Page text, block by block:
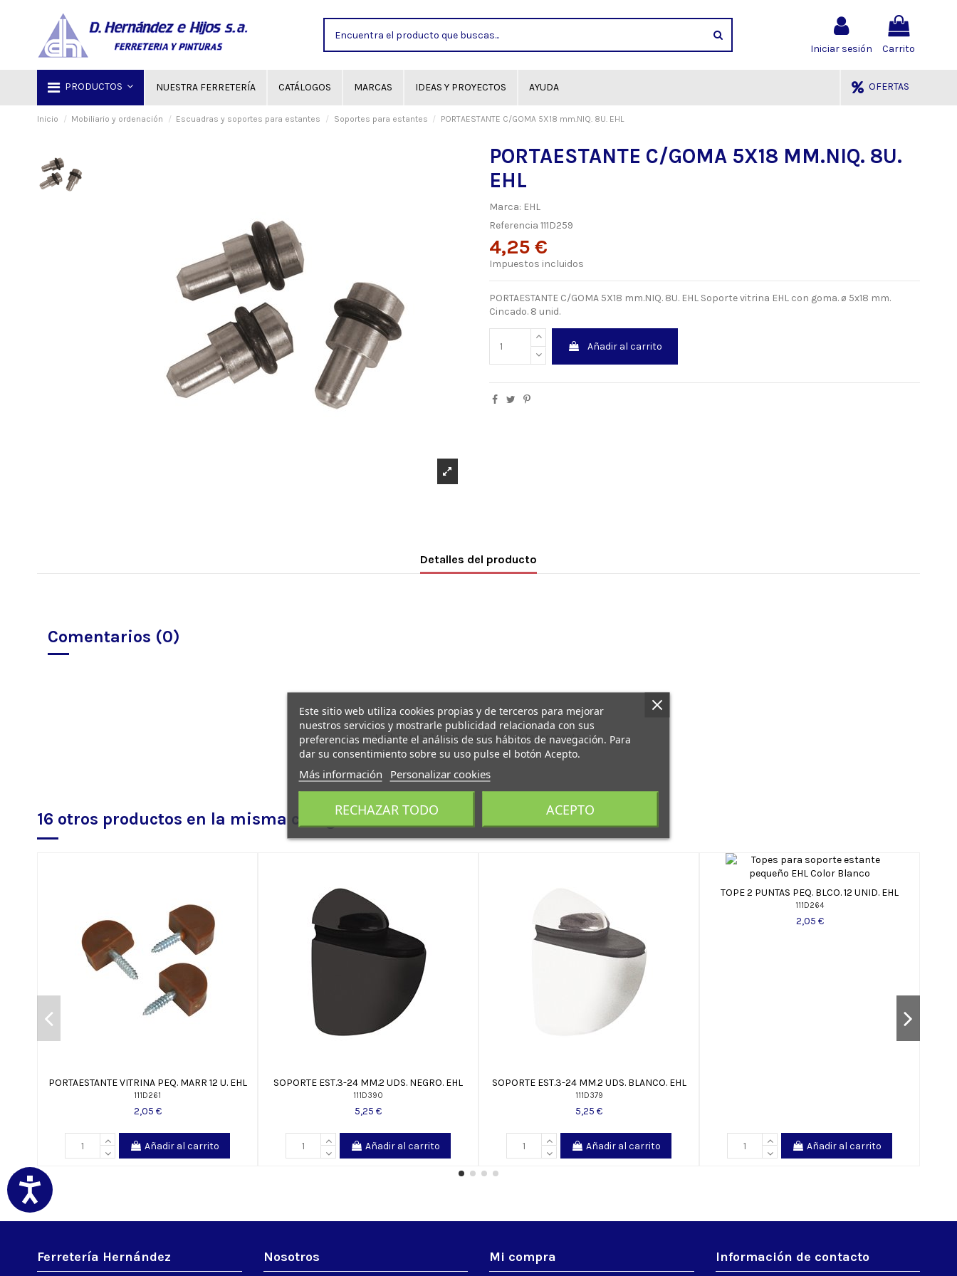
Iniciar sesión Carrito
PRODUCTOS NUESTRA FERRETERÍA CATÁLOGOS MARCAS IDEAS Y PROYECTOS AYUDA OFERTAS
Inicio Mobiliario y ordenación Escuadras y soportes para estantes Soportes para estantes PORTAESTANTE C/GOMA 5X18 mm.NIQ. 8U. EHL
PORTAESTANTE C/GOMA 5X18 MM.NIQ. 8U.
EHL
Marca: EHL
Referencia 111D259
4,25 €
Impuestos incluidos
PORTAESTANTE C/GOMA 5X18 mm.NIQ. 8U. EHL Soporte vitrina EHL con goma. ø 5x18 mm.
Cincado. 8 unid.
Añadir al carrito
Detalles del producto
Comentarios (0)
No hay reseñas de clientes en este momento.
16 otros productos en la misma categoría:
PORTAESTANTE VITRINA PEQ. MARR 12 U. EHL
111D261
2,05 €
Añadir al carrito
SOPORTE EST.3-24 MM.2 UDS. NEGRO. EHL
111D390
5,25 €
Añadir al carrito
SOPORTE EST.3-24 MM.2 UDS. BLANCO. EHL
111D379
5,25 €
Añadir al carrito
TOPE 2 PUNTAS PEQ. BLCO. 12 UNID. EHL
111D264
2,05 €
Añadir al carrito
Ferretería Hernández Nosotros Mi compra Información de contacto
Este sitio web utiliza cookies propias y de terceros para mejorar
nuestros servicios y mostrarle publicidad relacionada con sus
preferencias mediante el análisis de sus hábitos de navegación. Para
dar su consentimiento sobre su uso pulse el botón Acepto.
Más información Personalizar cookies
RECHAZAR TODO ACEPTO